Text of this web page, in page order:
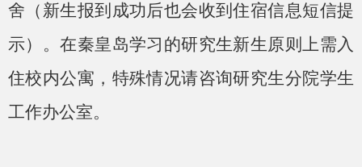
舍（新生报到成功后也会收到住宿信息短信提
示）。在秦皇岛学习的研究生新生原则上需入
住校内公寓，特殊情况请咨询研究生分院学生
工作办公室。